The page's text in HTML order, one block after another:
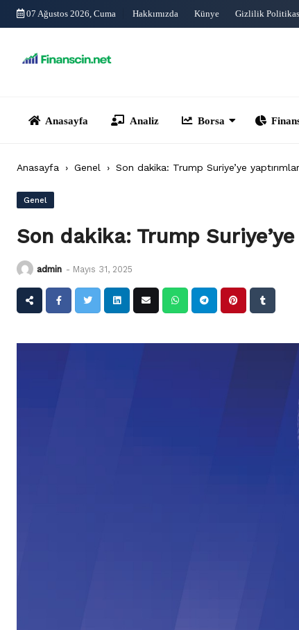
Skip
07 Ağustos 2026, Cuma Hakkımızda Künye Gizlilik
Anasayfa › Genel › Son dakika: Trump Suriye’ye
Genel
Son dakika: Trump Suriye’ye
admin - Mayıs 31, 2025